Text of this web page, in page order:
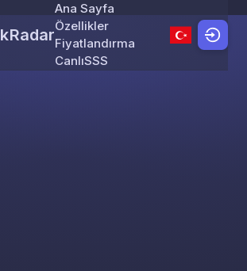
Skip to content
Ana Sayfa
Özellikler
Fiyatlandırma
CanlıSSS